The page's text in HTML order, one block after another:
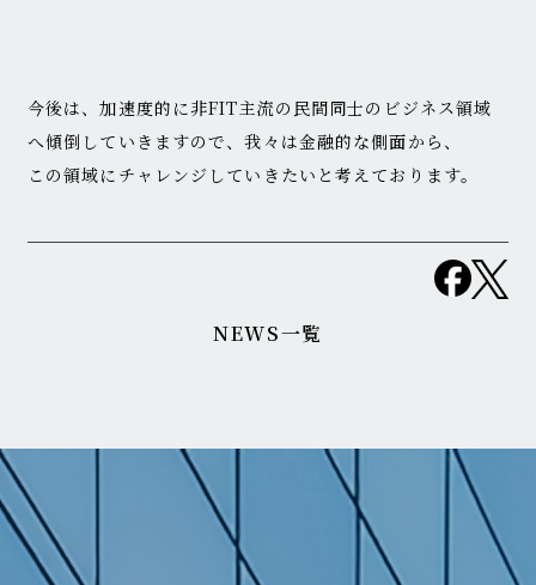
今後は、加速度的に非FIT主流の民間同士のビジネス領域
へ傾倒していきますので、我々は金融的な側面から、
この領域にチャレンジしていきたいと考えております。
NEWS一覧